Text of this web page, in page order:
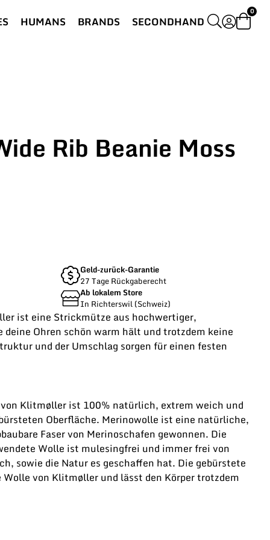
HUMANS BRANDS SECONDHAND
0
Rib Beanie Moss
Geld-zurück-Garantie
27 Tage Rückgaberecht
Ab lokalem Store
In Richterswil (Schweiz)
ist eine Strickmütze aus hochwertiger,
Ohren schön warm hält und trotzdem keine
und der Umschlag sorgen für einen festen
Klitmøller ist 100% natürlich, extrem weich und
Oberfläche. Merinowolle ist eine natürliche,
Faser von Merinoschafen gewonnen. Die
Wolle ist mulesingfrei und immer frei von
sowie die Natur es geschaffen hat. Die gebürstete
von Klitmøller und lässt den Körper trotzdem